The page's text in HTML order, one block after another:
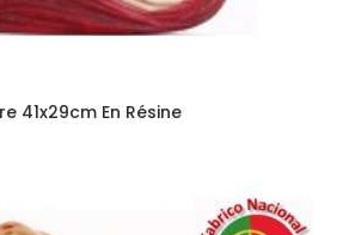
41x29cm En Résine